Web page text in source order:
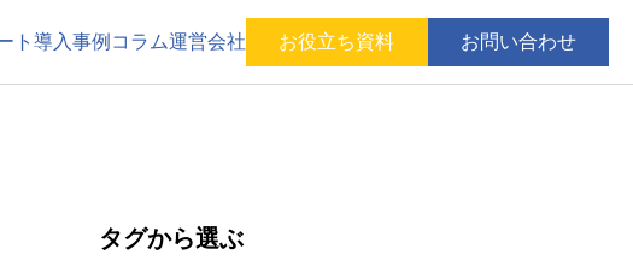
ト導入事例 コラム運営会社 お役立ち資料 お問い合わせ
タグから選ぶ